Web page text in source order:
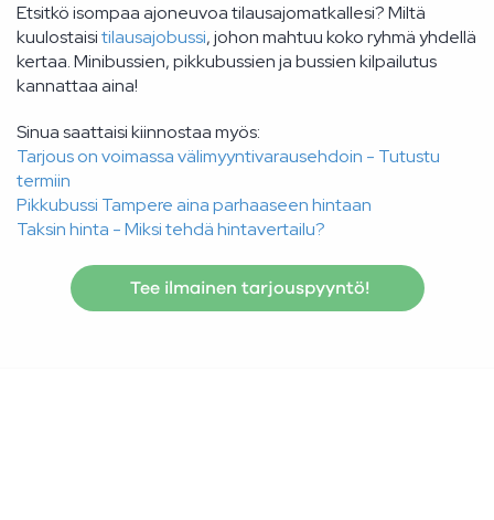
Etsitkö isompaa ajoneuvoa tilausajomatkallesi? Miltä
kuulostaisitilausajobussi, johon mahtuu koko ryhmä yhdellä
kertaa. Minibussien, pikkubussien ja bussien kilpailutus
kannattaa aina!
Sinua saattaisi kiinnostaa myös:
Tarjous on voimassa välimyyntivarausehdoin - Tutustu
termiin
Pikkubussi Tampere aina parhaaseen hintaan
Taksin hinta - Miksi tehdä hintavertailu?
Tee ilmainen tarjouspyyntö!